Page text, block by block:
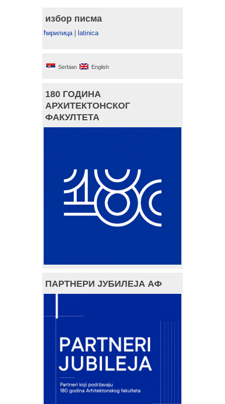
избор писма
ћирилица| latinica
Serbian English
180 ГОДИНА
АРХИТЕКТОНСКОГ
ФАКУЛТЕТА
ПАРТНЕРИ ЈУБИЛЕЈА АФ